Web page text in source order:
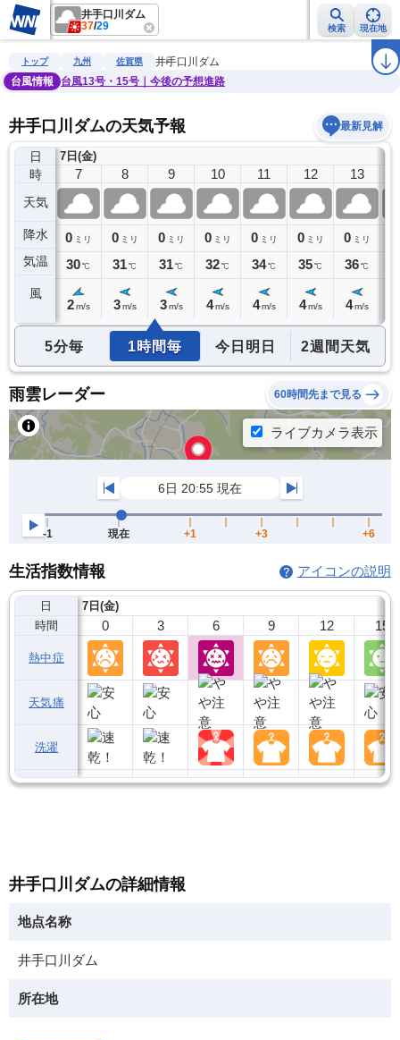
井手口川ダム
37/29 検索 現在地
雨雲レーダー 台風情報 地震情報 ラ
トップ 九州 佐賀県
井手口川ダム
台風情報
台風13号・15号｜今後の予想進路
井手口川ダムの天気予報 最新見解
日
時
天気
降水
気温
風
7日(金)
6
0ミリ
29℃
7
0 ミリ
30℃
2 m/s
8
0 ミリ
31℃
3 m/s
9
0 ミリ
31℃
3 m/s
10
0 ミリ
32℃
4 m/s
11
0 ミリ
34℃
4 m/s
12
0 ミリ
35℃
4 m/s
13
0 ミリ
36℃
4 m/s
5分毎 1時間毎 今日明日 2週間天気
雨雲レーダー 60時間先まで見る
生活指数情報 アイコンの説明
日
時間
熱中症
天気痛
洗濯
7日(金)
0 3 6 9 12 15
井手口川ダムの詳細情報
地点名称
井手口川ダム
所在地